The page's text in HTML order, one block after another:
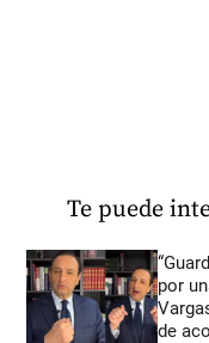
Te puede
por
de